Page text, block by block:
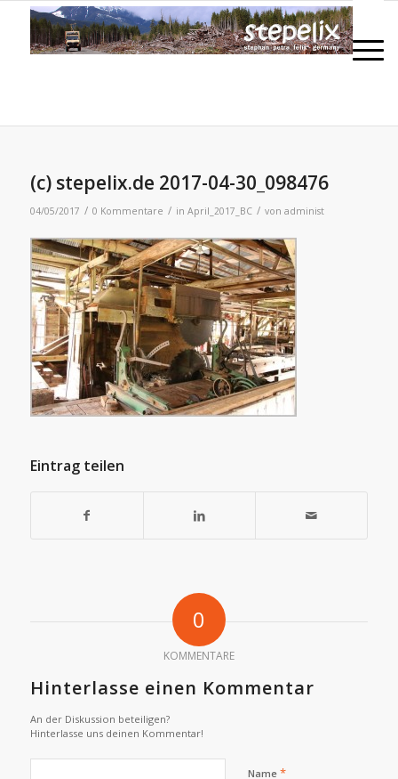
(c) stepelix.de 2017-04-30_098476
04/05/2017 / 0 Kommentare / in April_2017_BC / von administ
Eintrag teilen
0
KOMMENTARE
Hinterlasse einen Kommentar
An der Diskussion beteiligen?
Hinterlasse uns deinen Kommentar!
Name *